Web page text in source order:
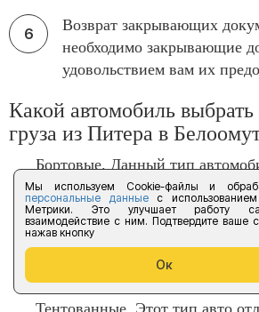
Мы используем Cookie-файлы и
персональные данныес
Метрики. Это улучшает работу
взаимодействие с ним. Подтвердите ваше
нажав кнопку
Ок
Возврат закрывающих
необходимо закрывающие
удовольствием вам их
Какой автомобиль
груза из Питера в
Бортовые. Данный тип
подходит для крупногабаритных
имеет удобную систему
достигают более 50 см в длину,
погрузка груза может